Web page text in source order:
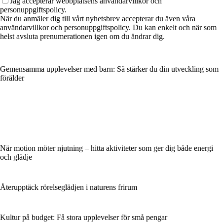
personuppgiftspolicy.
När du anmäler dig till vårt nyhetsbrev accepterar du även våra
användarvillkor och personuppgiftspolicy. Du kan enkelt och när som
helst avsluta prenumerationen igen om du ändrar dig.
Gemensamma upplevelser med barn: Så stärker du din utveckling som
förälder
När motion möter njutning – hitta aktiviteter som ger dig både energi
och glädje
Återupptäck rörelseglädjen i naturens frirum
Kultur på budget: Få stora upplevelser för små pengar